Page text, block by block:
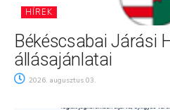
HÍREK
Békéscsabai Járási
állásajánlatai
2026. augusztus 03.